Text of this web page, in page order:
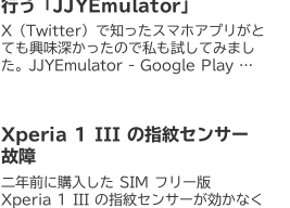
行う「JJYEmulator」
X（Twitter）で知ったスマホアプリがと
ても興味深かったので私も試してみまし
た。JJYEmulator - Google Play の
Xperia 1 III の指紋センサー
故障
二年前に購入した SIM フリー版
Xperia 1 III の指紋センサーが効かなく